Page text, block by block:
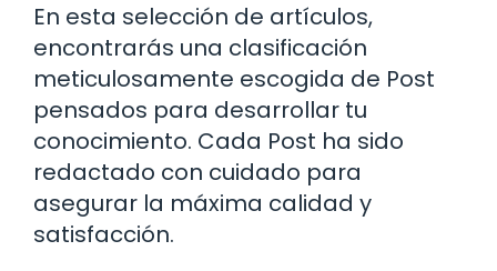
En esta selección de artículos,
encontrarás una clasificación
meticulosamente escogida de Post
pensados para desarrollar tu
conocimiento. Cada Post ha sido
redactado con cuidado para
asegurar la máxima calidad y
satisfacción.